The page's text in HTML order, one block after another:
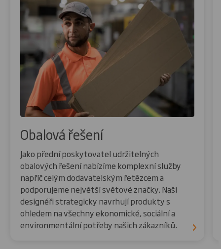
Obalová řešení
Jako přední poskytovatel udržitelných
obalových řešení nabízíme komplexní služby
napříč celým dodavatelským řetězcem a
podporujeme největší světové značky. Naši
designéři strategicky navrhují produkty s
ohledem na všechny ekonomické, sociální a
environmentální potřeby našich zákazníků.